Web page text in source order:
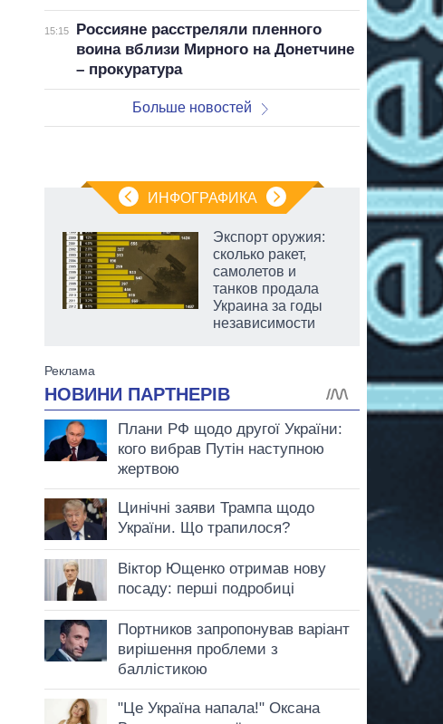
15:15
Россияне расстреляли пленного
воина вблизи Мирного на Донетчине
– прокуратура
Больше новостей
ИНФОГРАФИКА
Экспорт оружия:
сколько ракет,
самолетов и
танков продала
Украина за годы
независимости